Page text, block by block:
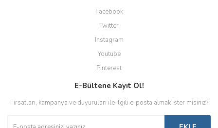
Facebook
Twitter
Instagram
Youtube
Pinterest
E-Bültene Kayıt Ol!
Fırsatları, kampanya ve duyuruları ile ilgili e-posta almak ister misiniz?